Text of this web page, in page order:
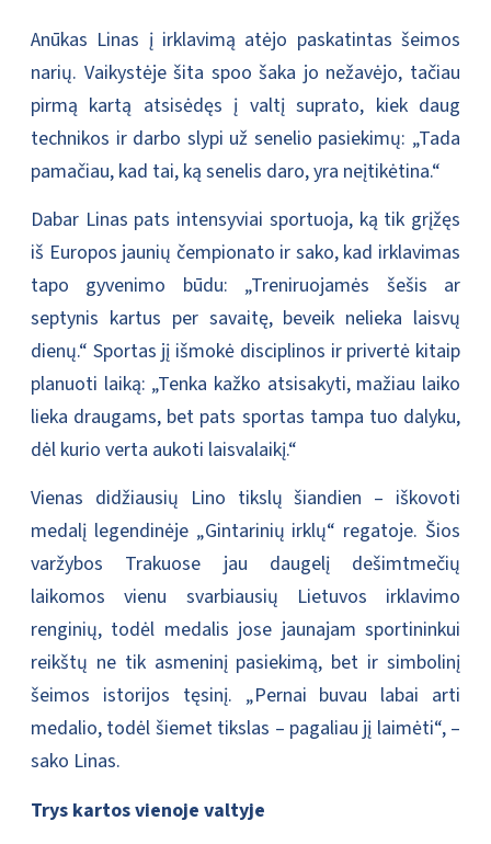
Anūkas Linas į irklavimą atėjo paskatintas šeimos
narių. Vaikystėje šita spoo šaka jo nežavėjo, tačiau
pirmą kartą atsisėdęs į valtį suprato, kiek daug
technikos ir darbo slypi už senelio pasiekimų: „Tada
pamačiau, kad tai, ką senelis daro, yra neįtikėtina.“
Dabar Linas pats intensyviai sportuoja, ką tik grįžęs
iš Europos jaunių čempionato ir sako, kad irklavimas
tapo gyvenimo būdu: „Treniruojamės šešis ar
septynis kartus per savaitę, beveik nelieka laisvų
dienų.“ Sportas jį išmokė disciplinos ir privertė kitaip
planuoti laiką: „Tenka kažko atsisakyti, mažiau laiko
lieka draugams, bet pats sportas tampa tuo dalyku,
dėl kurio verta aukoti laisvalaikį.“
Vienas didžiausių Lino tikslų šiandien – iškovoti
medalį legendinėje „Gintarinių irklų“ regatoje. Šios
varžybos Trakuose jau daugelį dešimtmečių
laikomos vienu svarbiausių Lietuvos irklavimo
renginių, todėl medalis jose jaunajam sportininkui
reikštų ne tik asmeninį pasiekimą, bet ir simbolinį
šeimos istorijos tęsinį. „Pernai buvau labai arti
medalio, todėl šiemet tikslas – pagaliau jį laimėti“, –
sako Linas.
Trys kartos vienoje valtyje